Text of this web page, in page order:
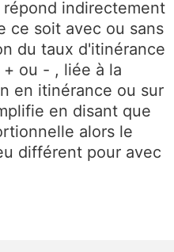
indirectement
ce soit avec ou sans
du taux d'itinérance
ou - , liée à la
en itinérance ou sur
en disant que
alors le
différent pour avec